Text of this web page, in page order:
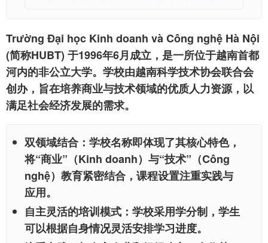
Trường Đại học Kinh doanh và Công nghệ Hà Nội
(简称HUBT) 于1996年6月成立，是一所位于越南首都
河内的非公立大学。学校由越南科学技术协会联合会
创办，旨在培养商业与技术领域的优质人力资源，以
满足社会经济发展的需求。
双领域结合 ：学校名称即体现了其核心特色，
将“商业”（Kinh doanh）与“技术”（Công
nghệ）教育紧密结合，课程设置注重实践与
应用。
自主灵活的培训模式 ：学校采用学分制，学生
可以根据自身情况灵活安排学习进度。